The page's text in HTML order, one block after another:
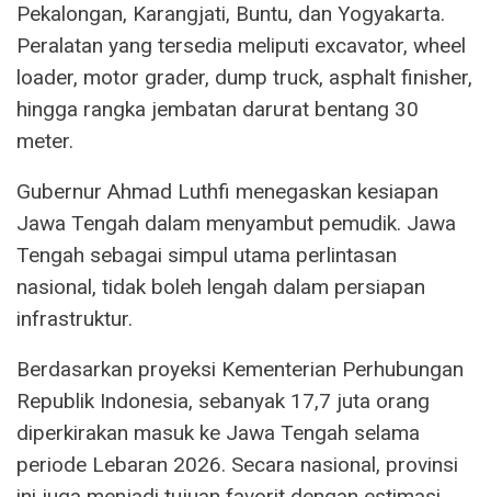
Pekalongan, Karangjati, Buntu, dan Yogyakarta.
Peralatan yang tersedia meliputi excavator, wheel
loader, motor grader, dump truck, asphalt finisher,
hingga rangka jembatan darurat bentang 30
meter.
Gubernur Ahmad Luthfi menegaskan kesiapan
Jawa Tengah dalam menyambut pemudik. Jawa
Tengah sebagai simpul utama perlintasan
nasional, tidak boleh lengah dalam persiapan
infrastruktur.
Berdasarkan proyeksi Kementerian Perhubungan
Republik Indonesia, sebanyak 17,7 juta orang
diperkirakan masuk ke Jawa Tengah selama
periode Lebaran 2026. Secara nasional, provinsi